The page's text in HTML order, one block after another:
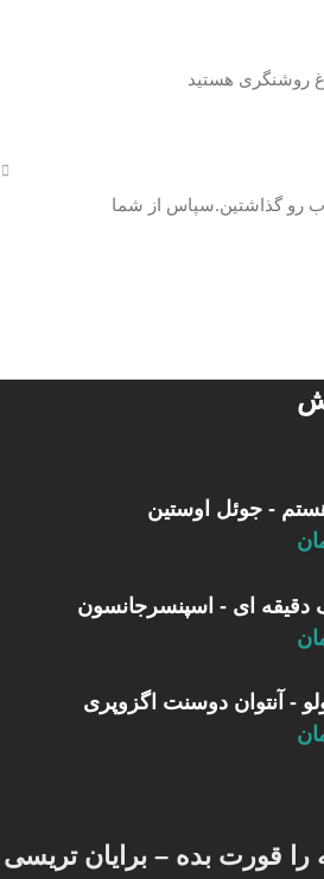
روشنگری هستید
رو گذاشتین.سپاس از شما
- جوئل اوستین
ای - اسپنسرجانسون
- آنتوان دوسنت اگزوپری
قورت بده – برایان تریسی